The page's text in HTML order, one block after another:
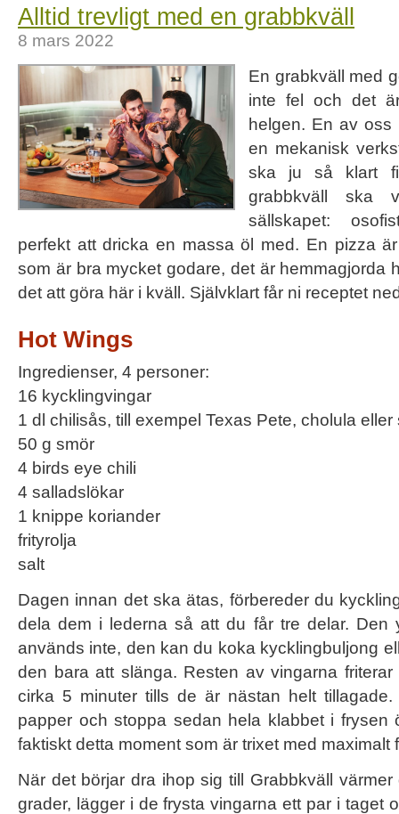
Alltid trevligt med en grabbkväll
8 mars 2022
En grabkväll med
inte fel och det
helgen. En av
en mekanisk
ska ju så klart
grabbkväll ska
sällskapet:
perfekt att dricka en massa öl med. En pizza
som är bra mycket godare, det är hemmagjorda
det att göra här i kväll. Självklart får ni receptet
Hot Wings
Ingredienser, 4 personer:
16 kycklingvingar
1 dl chilisås, till exempel Texas Pete, cholula eller
50 g smör
4 birds eye chili
4 salladslökar
1 knippe koriander
frityrolja
salt
Dagen innan det ska ätas, förbereder du
dela dem i lederna så att du får tre delar. Den
används inte, den kan du koka kycklingbuljong
den bara att slänga. Resten av vingarna
cirka 5 minuter tills de är nästan helt
papper och stoppa sedan hela klabbet i frysen
faktiskt detta moment som är trixet med maximalt
När det börjar dra ihop sig till Grabbkväll
grader, lägger i de frysta vingarna ett par i taget